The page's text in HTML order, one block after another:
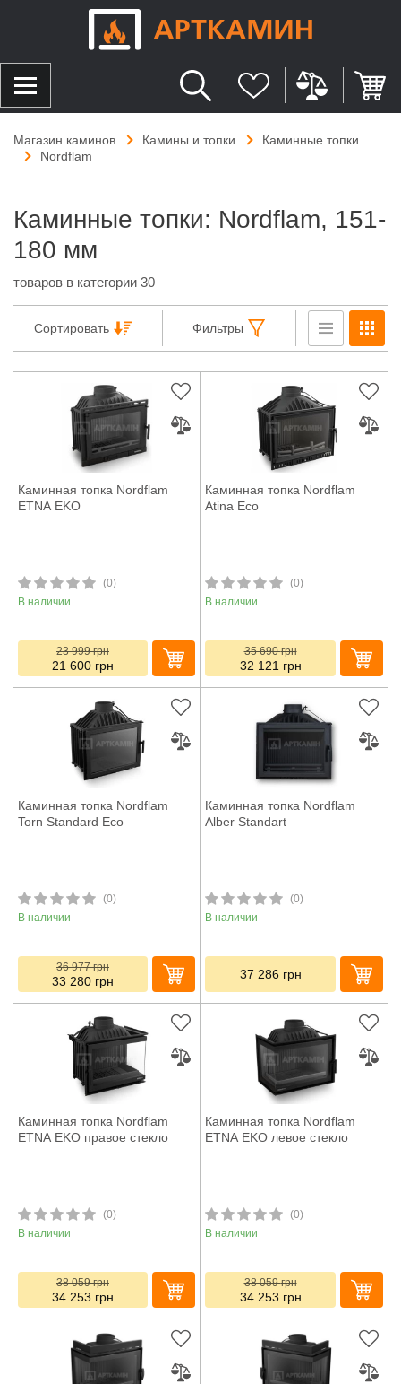
Магазин каминов Камины и топки
Каминные топки
Nordflam
Каминные топки: Nordflam, 151-
180 мм
товаров в категории 30
Сортировать Фильтры
Каминная топка Nordflam
ETNA EKO
(0)
В наличии
23 999грн
21 600 грн
Каминная топка Nordflam
Atina Eco
(0)
В наличии
35 690грн
32 121 грн
Каминная топка Nordflam
Torn Standard Eco
(0)
В наличии
36 977грн
33 280 грн
Каминная топка Nordflam
Alber Standart
(0)
В наличии
37 286 грн
Каминная топка Nordflam
ETNA EKO правое стекло
(0)
В наличии
38 059грн
34 253 грн
Каминная топка Nordflam
ETNA EKO левое стекло
(0)
В наличии
38 059грн
34 253 грн